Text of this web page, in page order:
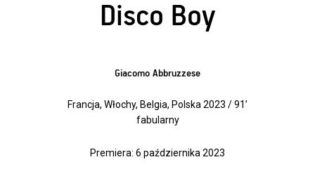
Disco Boy
Giacomo Abbruzzese
Francja, Włochy, Belgia, Polska 2023 / 91’
fabularny
Premiera: 6 października 2023